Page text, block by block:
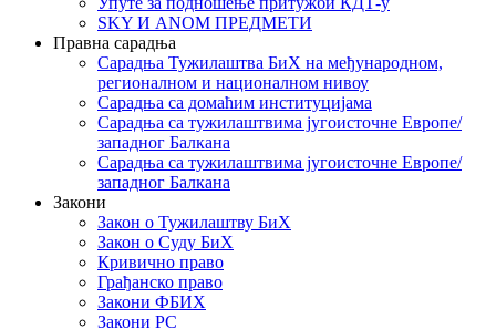
SKY И ANOM ПРЕДМЕТИ
Правна сарадња
Сарадња Тужилаштва БиХ на међународном,
регионалном и националном нивоу
Сарадња са домаћим институцијама
Сарадња са тужилаштвима југоисточне Европе/
западног Балкана
Сарадња са тужилаштвима југоисточне Европе/
западног Балкана
Закони
Закон о Тужилаштву БиХ
Закон о Суду БиХ
Кривично право
Грађанско право
Закони ФБИХ
Закони РС